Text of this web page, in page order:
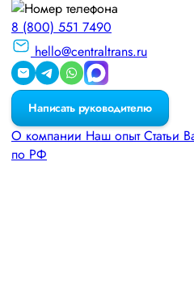
8 (800) 551 7490
hello@centraltrans.ru
Написать руководителю
О компании Наш опыт Статьи
по РФ